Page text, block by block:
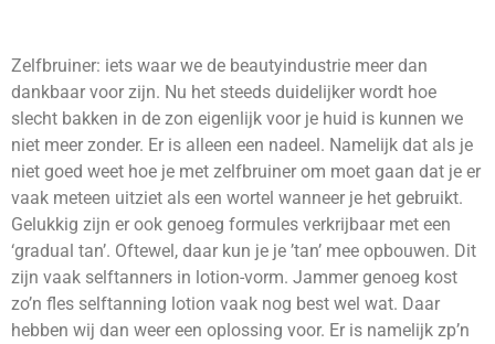
Zelfbruiner: iets waar we de beautyindustrie meer dan
dankbaar voor zijn. Nu het steeds duidelijker wordt hoe
slecht bakken in de zon eigenlijk voor je huid is kunnen we
niet meer zonder. Er is alleen een nadeel. Namelijk dat als je
niet goed weet hoe je met zelfbruiner om moet gaan dat je er
vaak meteen uitziet als een wortel wanneer je het gebruikt.
Gelukkig zijn er ook genoeg formules verkrijbaar met een
‘gradual tan’. Oftewel, daar kun je je ’tan’ mee opbouwen. Dit
zijn vaak selftanners in lotion-vorm. Jammer genoeg kost
zo’n fles selftanning lotion vaak nog best wel wat. Daar
hebben wij dan weer een oplossing voor. Er is namelijk zp’n